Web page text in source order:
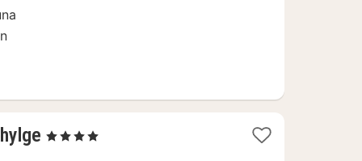
1
, 4 Sterne